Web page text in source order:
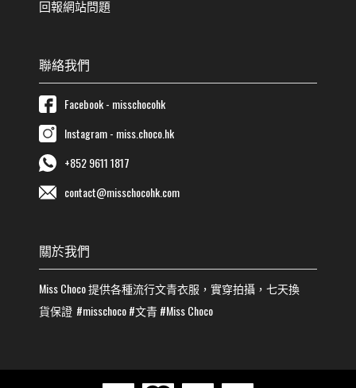
回報網站問題
聯絡我們
Facebook - misschocohk
Instagram - miss.choco.hk
+852 9611 1817
contact@misschocohk.com
關於我們
Miss Choco提供各種流行文青衣服，實穿拍攝，七天換
貨保證 #misschoco#文青#Miss Choco